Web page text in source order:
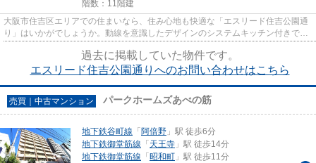
階数：11階建
大阪市住吉区エリアでの住まいなら、住み心地も快適な「エスリード住吉公園通
り」はいかがでしょうか。動線を意識したデザインのシステムキッチン付きで作
過去に掲載していた物件です。
エスリード住吉公園通りへのお問い合わせはこちら
売買｜中古マンション パークホームズあべの筋
地下鉄谷町線 「 阿倍野 」駅 徒歩6分
地下鉄御堂筋線 「 天王寺 」駅 徒歩14分
地下鉄御堂筋線 「 昭和町 」駅 徒歩11分